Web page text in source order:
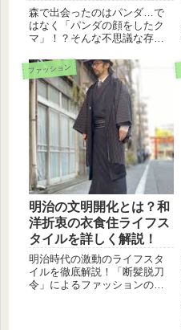
ヒント
森で出会ったのはパンダ…で
はなく「パンダの顔をしたク
マ」！？そんな不思議な存在
と中身のワイルドさという
「最強のギャップ萌え」を徹
底解説。周囲の目を気にせず
自分らしく生きる大切さを、
この奇妙で魅力的なクマが教
えてくれます。
ファッション
明治の文明開化とは？和
洋折衷の衣食住ライフス
タイルを詳しく解説！
明治時代の激動のライフスタ
イルを徹底解説！「断髪脱刀
令」によるファッションの変